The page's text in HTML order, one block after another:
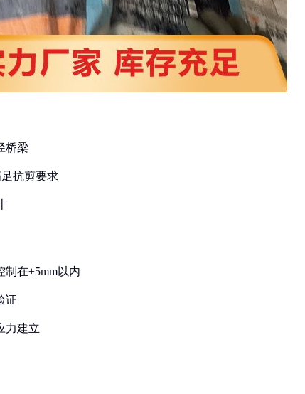
桥梁
抗剪要求
制在±5mm以内
证
力建立